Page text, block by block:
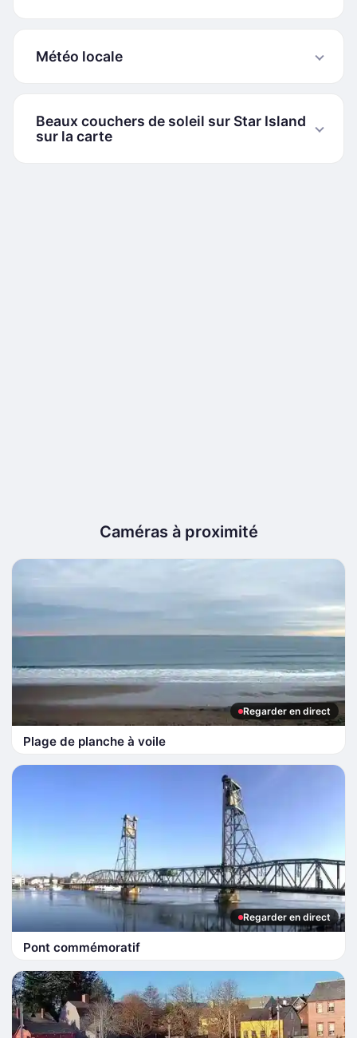
Météo locale
Beaux couchers de soleil sur Star Island
sur la carte
Caméras à proximité
Regarder en direct
Plage de planche à voile
Regarder en direct
Pont commémoratif